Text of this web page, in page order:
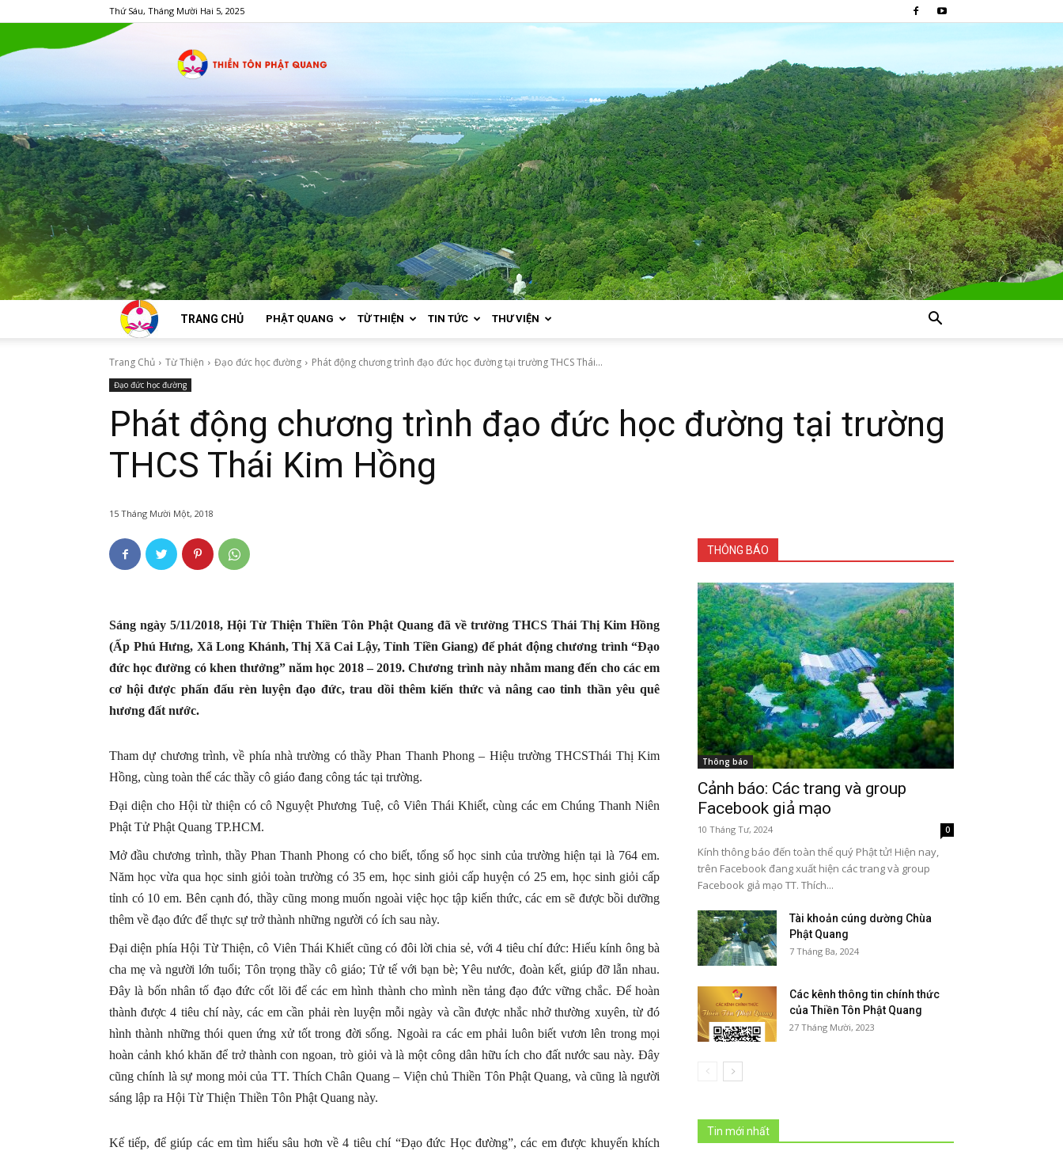
Thứ Sáu, Tháng Mười Hai 5, 2025
TRANG CHỦ PHẬT QUANG TỪ THIỆN TIN TỨC THƯ VIỆN
Trang Chủ Từ Thiện Đạo đức học đường Phát động chương trình đạo đức học đường tại trường THCS Thái...
Đạo đức học đường
Phát động chương trình đạo đức học đường tại trường
THCS Thái Kim Hồng
15 Tháng Mười Một, 2018
Sáng ngày 5/11/2018, Hội Từ Thiện Thiền Tôn Phật Quang đã về trường THCS Thái Thị Kim Hồng
(Ấp Phú Hưng, Xã Long Khánh, Thị Xã Cai Lậy, Tỉnh Tiền Giang) để phát động chương trình “Đạo
đức học đường có khen thưởng” năm học 2018 – 2019. Chương trình này nhằm mang đến cho các em
cơ hội được phấn đấu rèn luyện đạo đức, trau dồi thêm kiến thức và nâng cao tinh thần yêu quê
hương đất nước.
Tham dự chương trình, về phía nhà trường có thầy Phan Thanh Phong – Hiệu trường THCSThái Thị Kim
Hồng, cùng toàn thể các thầy cô giáo đang công tác tại trường.
Đại diện cho Hội từ thiện có cô Nguyệt Phương Tuệ, cô Viên Thái Khiết, cùng các em Chúng Thanh Niên
Phật Tử Phật Quang TP.HCM.
Mở đầu chương trình, thầy Phan Thanh Phong có cho biết, tổng số học sinh của trường hiện tại là 764 em.
Năm học vừa qua học sinh giỏi toàn trường có 35 em, học sinh giỏi cấp huyện có 25 em, học sinh giỏi cấp
tỉnh có 10 em. Bên cạnh đó, thầy cũng mong muốn ngoài việc học tập kiến thức, các em sẽ được bồi dưỡng
thêm về đạo đức để thực sự trở thành những người có ích sau này.
Đại diện phía Hội Từ Thiện, cô Viên Thái Khiết cũng có đôi lời chia sẻ, với 4 tiêu chí đức: Hiếu kính ông bà
cha mẹ và người lớn tuổi; Tôn trọng thầy cô giáo; Tử tế với bạn bè; Yêu nước, đoàn kết, giúp đỡ lẫn nhau.
Đây là bốn nhân tố đạo đức cốt lõi để các em hình thành cho mình nền tảng đạo đức vững chắc. Để hoàn
thành được 4 tiêu chí này, các em cần phải rèn luyện mỗi ngày và cần được nhắc nhở thường xuyên, từ đó
hình thành những thói quen ứng xử tốt trong đời sống. Ngoài ra các em phải luôn biết vươn lên trong mọi
hoàn cảnh khó khăn để trở thành con ngoan, trò giỏi và là một công dân hữu ích cho đất nước sau này. Đây
cũng chính là sự mong mỏi của TT. Thích Chân Quang – Viện chủ Thiền Tôn Phật Quang, và cũng là người
sáng lập ra Hội Từ Thiện Thiền Tôn Phật Quang này.
Kế tiếp, để giúp các em tìm hiểu sâu hơn về 4 tiêu chí “Đạo đức Học đường”, các em được khuyến khích
THÔNG BÁO
Thông báo
Cảnh báo: Các trang và group
Facebook giả mạo
10 Tháng Tư, 2024 0
Kính thông báo đến toàn thể quý Phật tử! Hiện nay,
trên Facebook đang xuất hiện các trang và group
Facebook giả mạo TT. Thích...
Tài khoản cúng dường Chùa
Phật Quang
7 Tháng Ba, 2024
Các kênh thông tin chính thức
của Thiền Tôn Phật Quang
27 Tháng Mười, 2023
Tin mới nhất